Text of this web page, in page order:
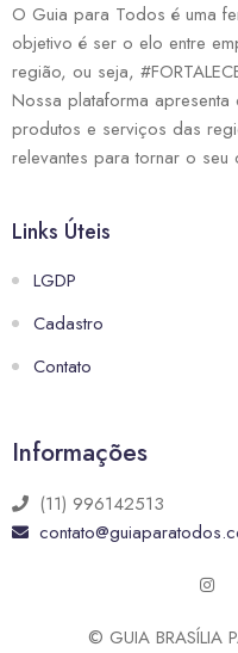
O Guia para Todos é uma
objetivo é ser o elo entre
região, ou seja,
Nossa plataforma
produtos e serviços das
relevantes para tornar o
Links Úteis
LGDP
Cadastro
Contato
Informações
(11) 996142513
© GUIA BRASÍLIA